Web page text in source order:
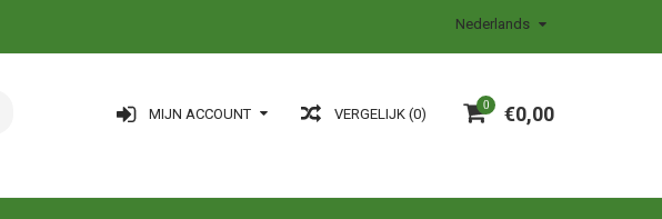
Nederlands
0 €0,00
VERGELIJK (0)
MIJN ACCOUNT